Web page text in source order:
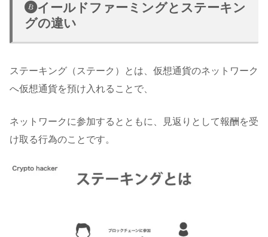
イールドファーミングとステーキン
グの違い
ステーキング（ステーク）とは、仮想通貨のネットワーク
へ仮想通貨を預け入れることで、
ネットワークに参加するとともに、見返りとして報酬を受
け取る行為のことです。